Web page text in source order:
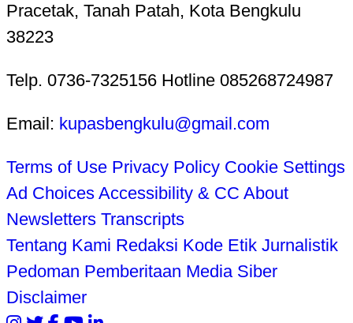
Pracetak, Tanah Patah, Kota Bengkulu
38223
Telp. 0736-7325156 Hotline 085268724987
Email: kupasbengkulu@gmail.com
Terms of Use Privacy Policy Cookie Settings
Ad Choices Accessibility & CC About
Newsletters Transcripts
Tentang Kami Redaksi Kode Etik Jurnalistik
Pedoman Pemberitaan Media Siber
Disclaimer